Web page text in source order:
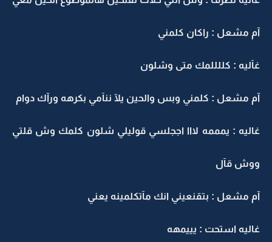
آم مشعل : راكان كلمني
غآليه : كللللمك متى وشلون
آم مشعل : كلمني وبس والحين يلآ ننآمي بكرهه ورآك دوام
غاليه : يمممه لااا اججلسي قوليلي شلون كلمك وش قلتي
ووش قآل
آم مشعل : بتقنعيني انك مآتكلمينه يعني
غاليه استحت : يييمهه